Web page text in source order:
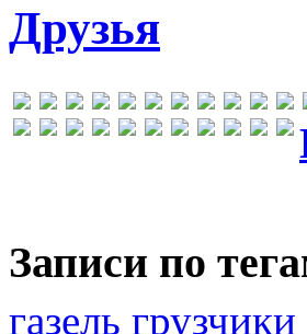
Друзья
Записи по
газель грузчики